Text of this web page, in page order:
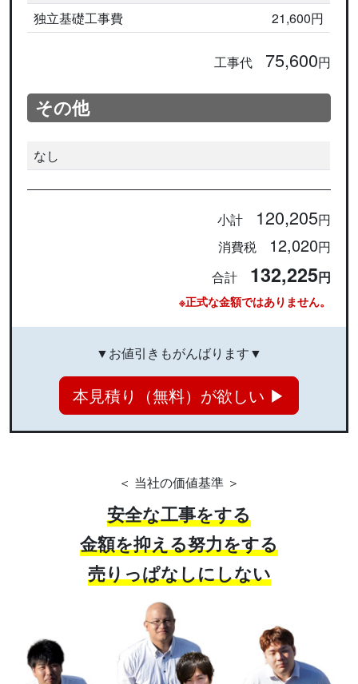
独立基礎工事費
21,600円
工事代 75,600円
その他
なし
小計 120,205円
消費税 12,020円
合計 132,225円
※正式な金額ではありません。
▼お値引きもがんばります▼
本見積り（無料）が欲しい ▶
＜ 当社の価値基準 ＞
安全な工事をする
金額を抑える努力をする
売りっぱなしにしない